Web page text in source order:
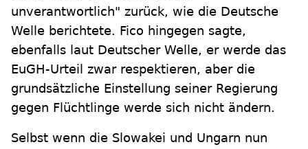
unverantwortlich" zurück, wie die Deutsche
Welle berichtete. Fico hingegen sagte,
ebenfalls laut Deutscher Welle, er werde das
EuGH-Urteil zwar respektieren, aber die
grundsätzliche Einstellung seiner Regierung
gegen Flüchtlinge werde sich nicht ändern.
Selbst wenn die Slowakei und Ungarn nun